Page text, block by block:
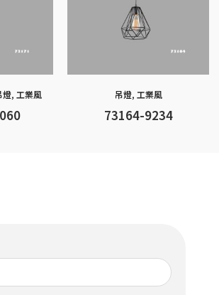
燈, 工業風 吊燈, 工業風
73164-9234